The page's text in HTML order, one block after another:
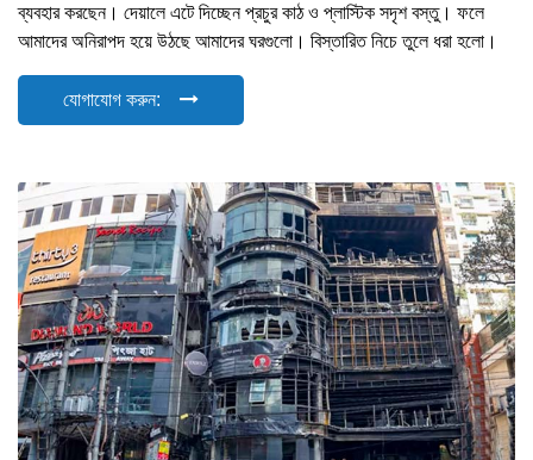
ব্যবহার করছেন। দেয়ালে এটে দিচ্ছেন প্রচুর কাঠ ও প্লাস্টিক সদৃশ বস্তু। ফলে
আমাদের অনিরাপদ হয়ে উঠছে আমাদের ঘরগুলো। বিস্তারিত নিচে তুলে ধরা হলো।
যোগাযোগ করুন: